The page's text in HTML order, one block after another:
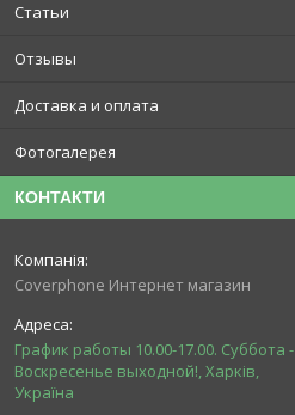
Статьи
Отзывы
Доставка и оплата
Фотогалерея
КОНТАКТИ
Coverphone Интернет магазин
График работы 10.00-17.00. Суббота -
Воскресенье выходной!, Харків,
Україна